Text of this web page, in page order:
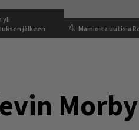
yli
jälkeen
4. Mainioita uutisia